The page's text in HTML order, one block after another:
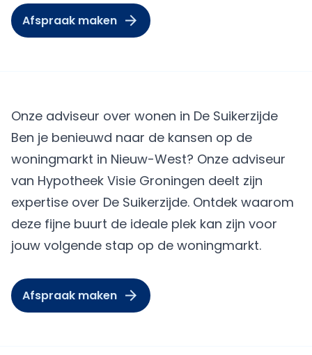
Afspraak maken
Onze adviseur over wonen in De Suikerzijde
Ben je benieuwd naar de kansen op de
woningmarkt in Nieuw-West? Onze adviseur
van Hypotheek Visie Groningen deelt zijn
expertise over De Suikerzijde. Ontdek waarom
deze fijne buurt de ideale plek kan zijn voor
jouw volgende stap op de woningmarkt.
Afspraak maken